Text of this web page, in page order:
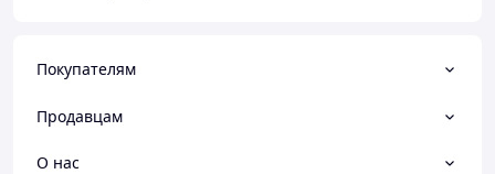
Покупателям
Продавцам
О нас